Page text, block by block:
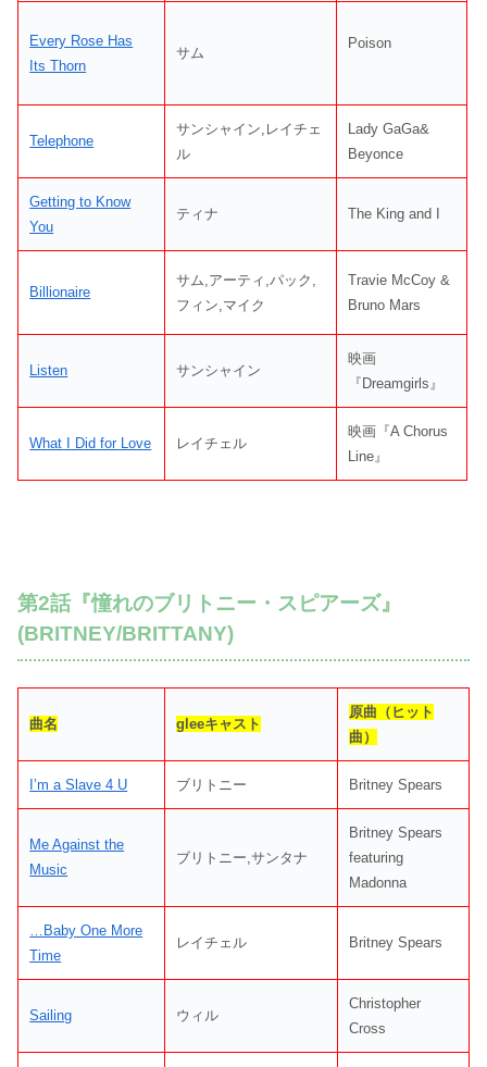
Every Rose Has
Its Thorn
サム
Poison
Telephone
サンシャイン,レイチェ
ル
Lady GaGa&
Beyonce
Getting to Know
You
ティナ The King and I
Billionaire
サム,アーティ,パック,
フィン,マイク
Travie McCoy &
Bruno Mars
Listen サンシャイン
映画
『Dreamgirls』
What I Did for Love レイチェル
映画『A Chorus
Line』
第2話『憧れのブリトニー・スピアーズ』
(BRITNEY/BRITTANY)
曲名 gleeキャスト
原曲（ヒット
曲）
I’m a Slave 4 U ブリトニー Britney Spears
Me Against the
Music
ブリトニー,サンタナ
Britney Spears
featuring
Madonna
…Baby One More
Time
レイチェル Britney Spears
Sailing ウィル
Christopher
Cross